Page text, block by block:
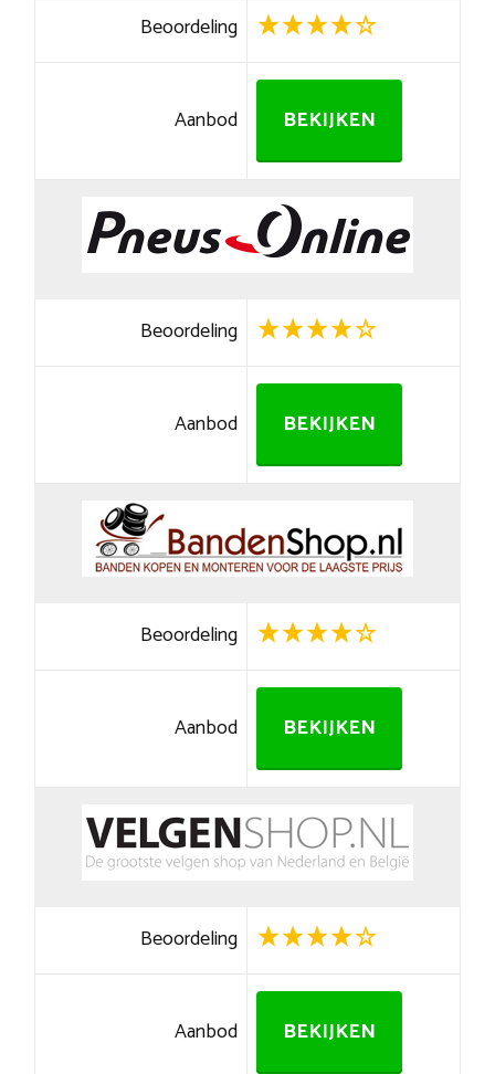
Beoordeling
Aanbod BEKIJKEN
Beoordeling
Aanbod BEKIJKEN
Beoordeling
Aanbod BEKIJKEN
Beoordeling
Aanbod BEKIJKEN